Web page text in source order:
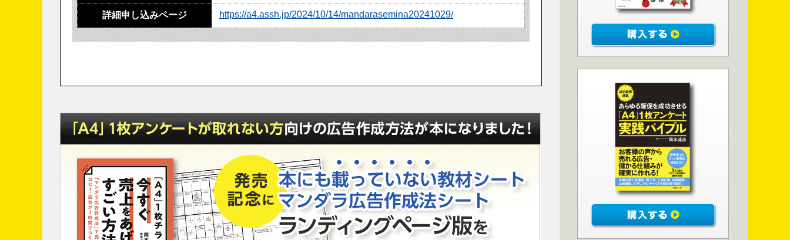
詳細申し込みページ https://a4.assh.jp/2024/10/14/mandarasemina20241029/